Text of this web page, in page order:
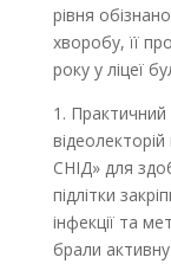
рівня
хворобу, її
року уліцеї
1. Практичний
СНІД» для
підлітки
інфекції та
брали